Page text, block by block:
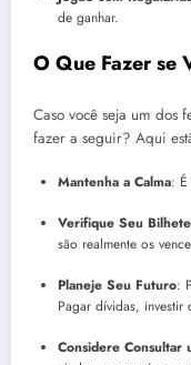
de ganhar.
O Que Fazer se
Caso você seja um dos
fazer a seguir? Aqui
Mantenha a Calma:
Verifique Seu Bilhete
são realmente os
Planeje Seu Futuro:
Pagar dívidas, investir
Considere Consultar